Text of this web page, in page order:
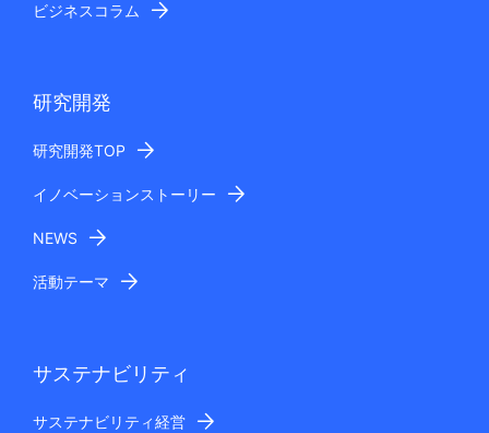
ビジネスコラム
研究開発
研究開発TOP
イノベーションストーリー
NEWS
活動テーマ
サステナビリティ
サステナビリティ経営